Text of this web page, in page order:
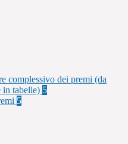
complessivo dei premi (da
in tabelle) 5
5